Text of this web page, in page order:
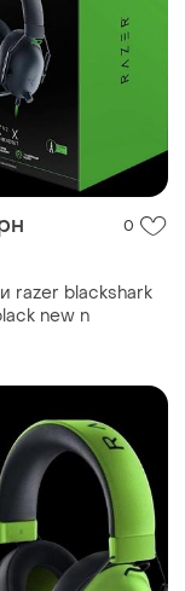
0
razer blackshark
new n